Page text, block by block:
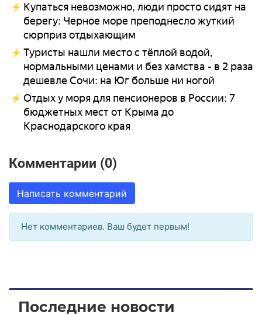
Купаться невозможно, люди просто сидят на
берегу: Черное море преподнесло жуткий
сюрприз отдыхающим
Туристы нашли место с тёплой водой,
нормальными ценами и без хамства - в 2 раза
дешевле Сочи: на Юг больше ни ногой
Отдых у моря для пенсионеров в России: 7
бюджетных мест от Крыма до
Краснодарского края
Комментарии (0)
Написать комментарий
Нет комментариев. Ваш будет первым!
Последние новости